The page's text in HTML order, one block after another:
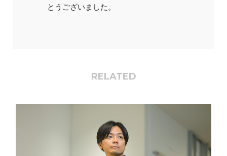
とうございました。
RELATED